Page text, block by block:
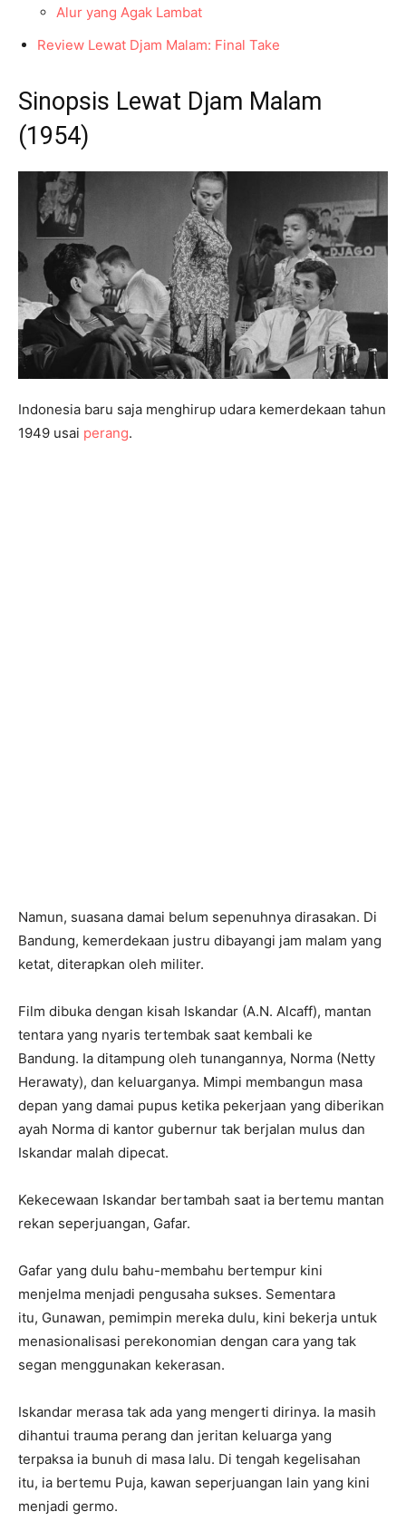
Alur yang Agak Lambat
Review Lewat Djam Malam: Final Take
Sinopsis Lewat Djam Malam
(1954)
Indonesia baru saja menghirup udara kemerdekaan tahun
1949 usai perang.
Namun, suasana damai belum sepenuhnya dirasakan. Di
Bandung, kemerdekaan justru dibayangi jam malam yang
ketat, diterapkan oleh militer.
Film dibuka dengan kisah Iskandar (A.N. Alcaff), mantan
tentara yang nyaris tertembak saat kembali ke
Bandung. Ia ditampung oleh tunangannya, Norma (Netty
Herawaty), dan keluarganya. Mimpi membangun masa
depan yang damai pupus ketika pekerjaan yang diberikan
ayah Norma di kantor gubernur tak berjalan mulus dan
Iskandar malah dipecat.
Kekecewaan Iskandar bertambah saat ia bertemu mantan
rekan seperjuangan, Gafar.
Gafar yang dulu bahu-membahu bertempur kini
menjelma menjadi pengusaha sukses. Sementara
itu, Gunawan, pemimpin mereka dulu, kini bekerja untuk
menasionalisasi perekonomian dengan cara yang tak
segan menggunakan kekerasan.
Iskandar merasa tak ada yang mengerti dirinya. Ia masih
dihantui trauma perang dan jeritan keluarga yang
terpaksa ia bunuh di masa lalu. Di tengah kegelisahan
itu, ia bertemu Puja, kawan seperjuangan lain yang kini
menjadi germo.